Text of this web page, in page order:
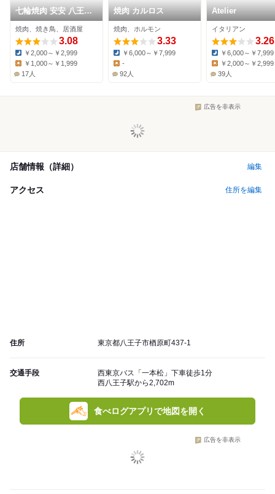
七輪焼肉 安安 八王子
店
焼肉、焼き鳥、居酒屋
3.08
Dinner:
￥2,000～￥2,999
Lunch:
￥1,000～￥1,999
17人
焼肉 カルロス
焼肉、ホルモン
3.33
Dinner:
￥6,000～￥7,999
Lunch:
-
92人
Atelier
イタリアン
3.26
Dinner:
￥6,000～￥7,999
Lunch:
￥2,000～￥2,999
39人
広告を非表示
店舗情報（詳細） 編集
アクセス 住所を編集
住所 東京都八王子市楢原町437-1
交通手段
西東京バス「一本松」下車徒歩1分
西八王子駅から2,702m
食べログアプリで地図を開く
広告を非表示